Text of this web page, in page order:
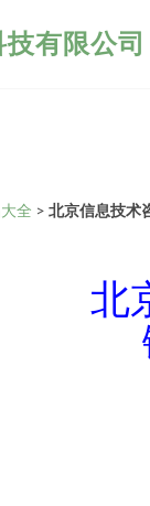
有限公司
全 > 北京信息技术
北